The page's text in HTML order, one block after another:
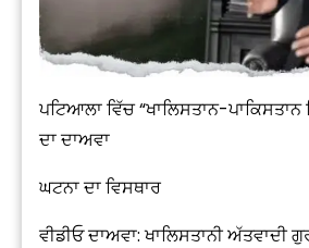
ਪਟਿਆਲਾ ਵਿੱਚ “ਖਾਲਿਸਤਾਨ-
ਦਾ ਦਾਅਵਾ
ਘਟਨਾ ਦਾ ਵਿਸਥਾਰ
ਵੀਡੀਓ ਦਾਅਵਾ: ਖਾਲਿਸਤਾਨੀ ਅੱਤਵਾਦੀ